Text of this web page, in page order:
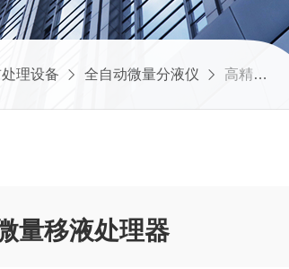
理设备 全自动微量分液仪 高精度蠕动泵分液仪CHFY-8 微量移液处理器
量移液处理器